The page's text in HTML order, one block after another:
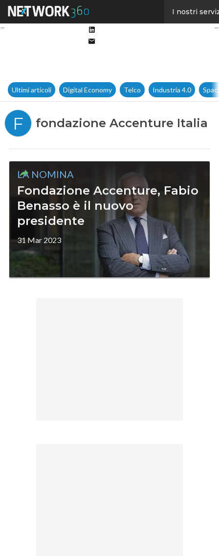
I nostri
Ultimi articoli Digital Economy Telco Industria 4.0
F fondazione Accenture Italia
LA NOMINA
Fondazione Accenture, Fabio
Benasso è il nuovo
presidente
31 Mar 2023